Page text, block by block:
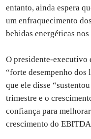
entanto, ainda espera
um enfraquecimento
bebidas energéticas
O presidente-executivo
“forte desempenho dos
que ele disse
trimestre e o
confiança para
crescimento do